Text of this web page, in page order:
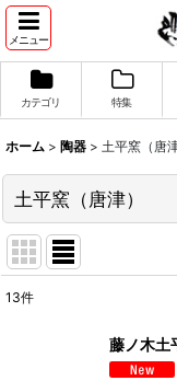
メニュー
カテゴリ 特集
ホーム > 陶器 > 土平窯（唐津
土平窯（唐津）
13件
藤ノ木